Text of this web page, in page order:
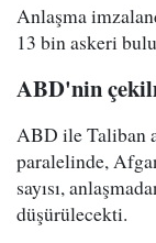
Anlaşma
13 bin askeri
ABD'nin
ABD ile Taliban
paralelinde,
sayısı,
düşürülecekti.